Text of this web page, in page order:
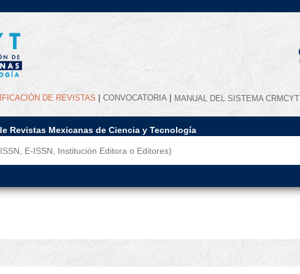
DE REVISTAS | CONVOCATORIA | MANUAL DEL SISTEMA CRMCYT
Revistas Mexicanas de Ciencia y Tecnología